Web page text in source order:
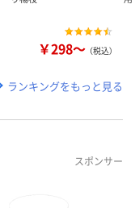
￥298～ （税込）
ランキングをもっと見る
スポンサー